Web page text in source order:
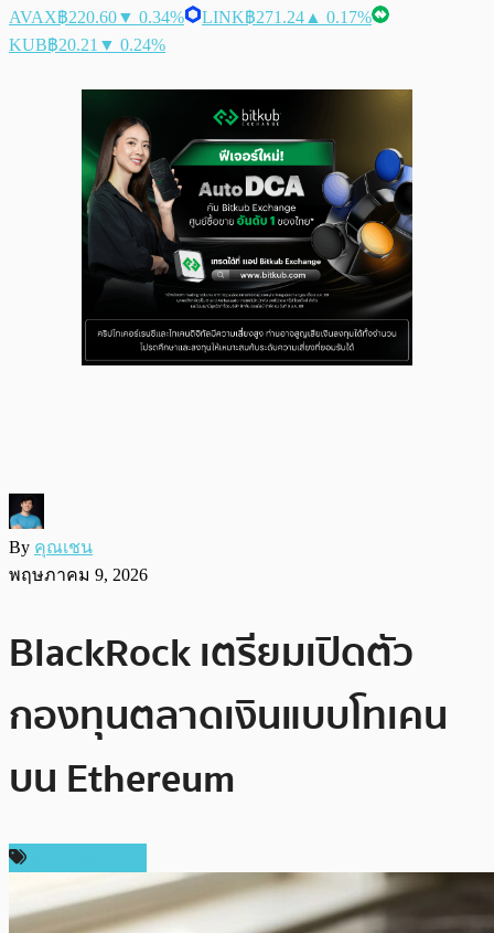
AVAX฿220.60▼ 0.34% LINK฿271.24 ▲ 0.17%
KUB฿20.21 ▼ 0.24%
By คุณเชน
พฤษภาคม 9, 2026
BlackRock เตรียมเปิดตัว
กองทุนตลาดเงินแบบโทเคน
บน Ethereum